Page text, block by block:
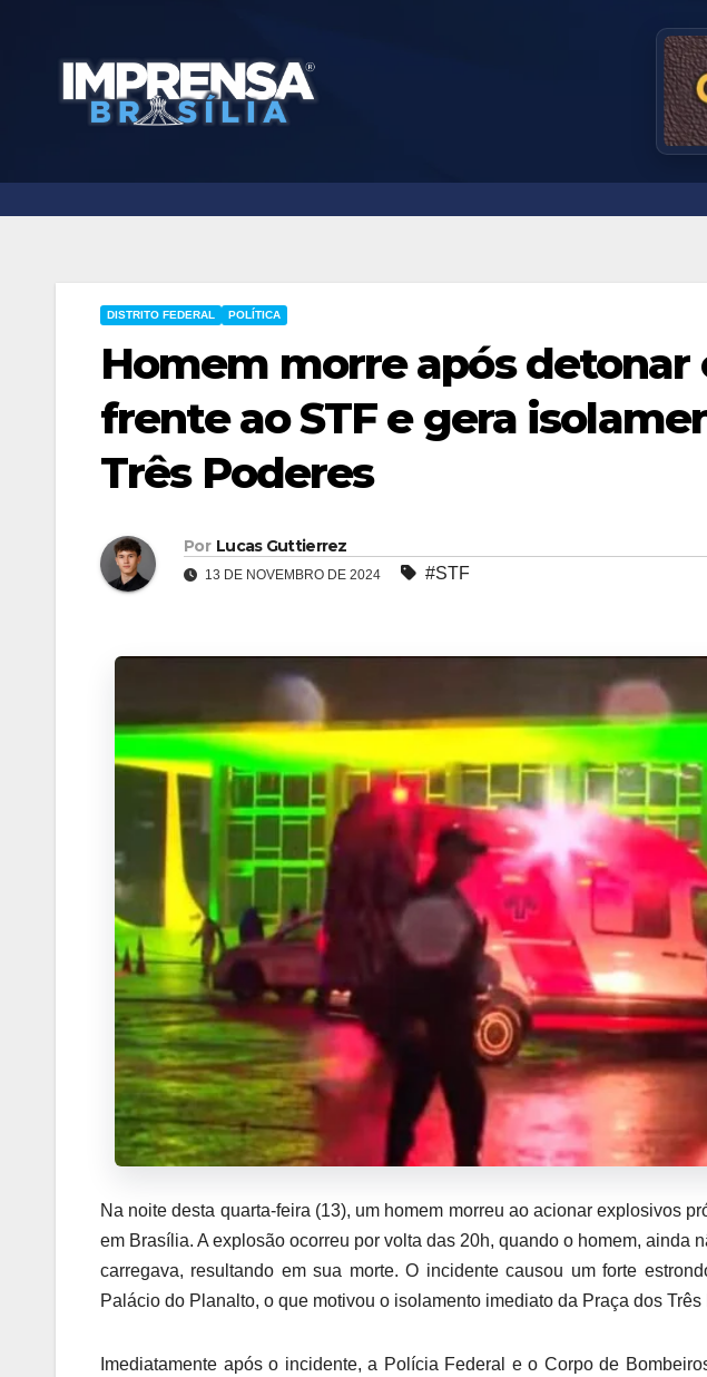
DISTRITO FEDERAL POLÍTICA
Homem morre após detonar
frente ao STF e gera
Três Poderes
Por Lucas Guttierrez
13 DE NOVEMBRO DE 2024 #STF
Na noite desta quarta-feira (13), um homem morreu ao acionar explosivos
em Brasília. A explosão ocorreu por volta das 20h, quando o homem, ainda
carregava, resultando em sua morte. O incidente causou um forte
Palácio do Planalto, o que motivou o isolamento imediato da Praça dos Três
Imediatamente após o incidente, a Polícia Federal e o Corpo de